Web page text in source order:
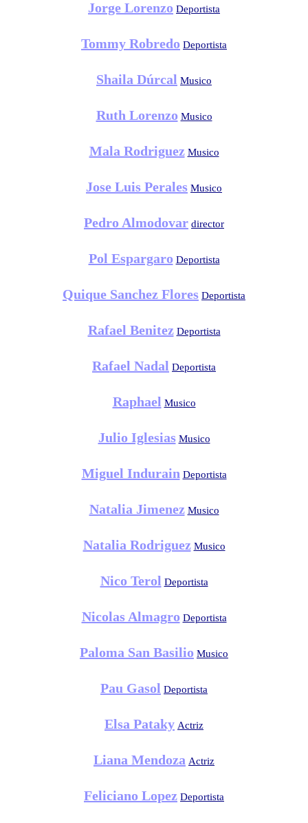
Jorge Lorenzo Deportista
Tommy Robredo Deportista
Shaila Dúrcal Musico
Ruth Lorenzo Musico
Mala Rodriguez Musico
Jose Luis Perales Musico
Pedro Almodovar director
Pol Espargaro Deportista
Quique Sanchez Flores Deportista
Rafael Benitez Deportista
Rafael Nadal Deportista
Raphael Musico
Julio Iglesias Musico
Miguel Indurain Deportista
Natalia Jimenez Musico
Natalia Rodriguez Musico
Nico Terol Deportista
Nicolas Almagro Deportista
Paloma San Basilio Musico
Pau Gasol Deportista
Elsa Pataky Actriz
Liana Mendoza Actriz
Feliciano Lopez Deportista